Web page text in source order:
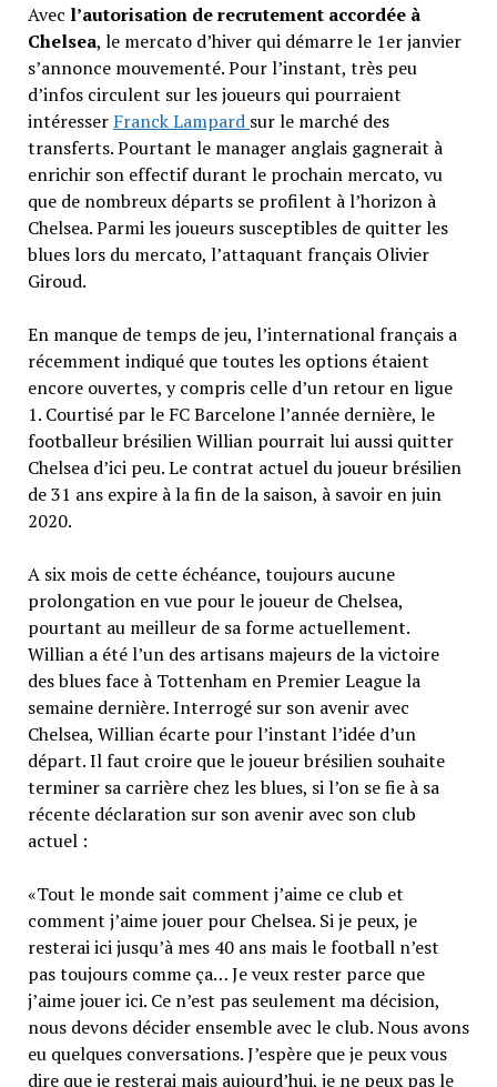
Avec l’autorisation de recrutement accordée à
Chelsea, le mercato d’hiver qui démarre le 1er janvier
s’annonce mouvementé. Pour l’instant, très peu
d’infos circulent sur les joueurs qui pourraient
intéresser Franck Lampard sur le marché des
transferts. Pourtant le manager anglais gagnerait à
enrichir son effectif durant le prochain mercato, vu
que de nombreux départs se profilent à l’horizon à
Chelsea. Parmi les joueurs susceptibles de quitter les
blues lors du mercato, l’attaquant français Olivier
Giroud.
En manque de temps de jeu, l’international français a
récemment indiqué que toutes les options étaient
encore ouvertes, y compris celle d’un retour en ligue
1. Courtisé par le FC Barcelone l’année dernière, le
footballeur brésilien Willian pourrait lui aussi quitter
Chelsea d’ici peu. Le contrat actuel du joueur brésilien
de 31 ans expire à la fin de la saison, à savoir en juin
2020.
A six mois de cette échéance, toujours aucune
prolongation en vue pour le joueur de Chelsea,
pourtant au meilleur de sa forme actuellement.
Willian a été l’un des artisans majeurs de la victoire
des blues face à Tottenham en Premier League la
semaine dernière. Interrogé sur son avenir avec
Chelsea, Willian écarte pour l’instant l’idée d’un
départ. Il faut croire que le joueur brésilien souhaite
terminer sa carrière chez les blues, si l’on se fie à sa
récente déclaration sur son avenir avec son club
actuel :
«Tout le monde sait comment j’aime ce club et
comment j’aime jouer pour Chelsea. Si je peux, je
resterai ici jusqu’à mes 40 ans mais le football n’est
pas toujours comme ça… Je veux rester parce que
j’aime jouer ici. Ce n’est pas seulement ma décision,
nous devons décider ensemble avec le club. Nous avons
eu quelques conversations. J’espère que je peux vous
dire que je resterai mais aujourd’hui, je ne peux pas le